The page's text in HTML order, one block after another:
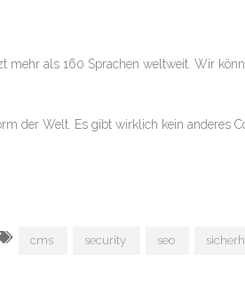
mehr als 160 Sprachen weltweit. Wir
der Welt. Es gibt wirklich kein
cms security seo